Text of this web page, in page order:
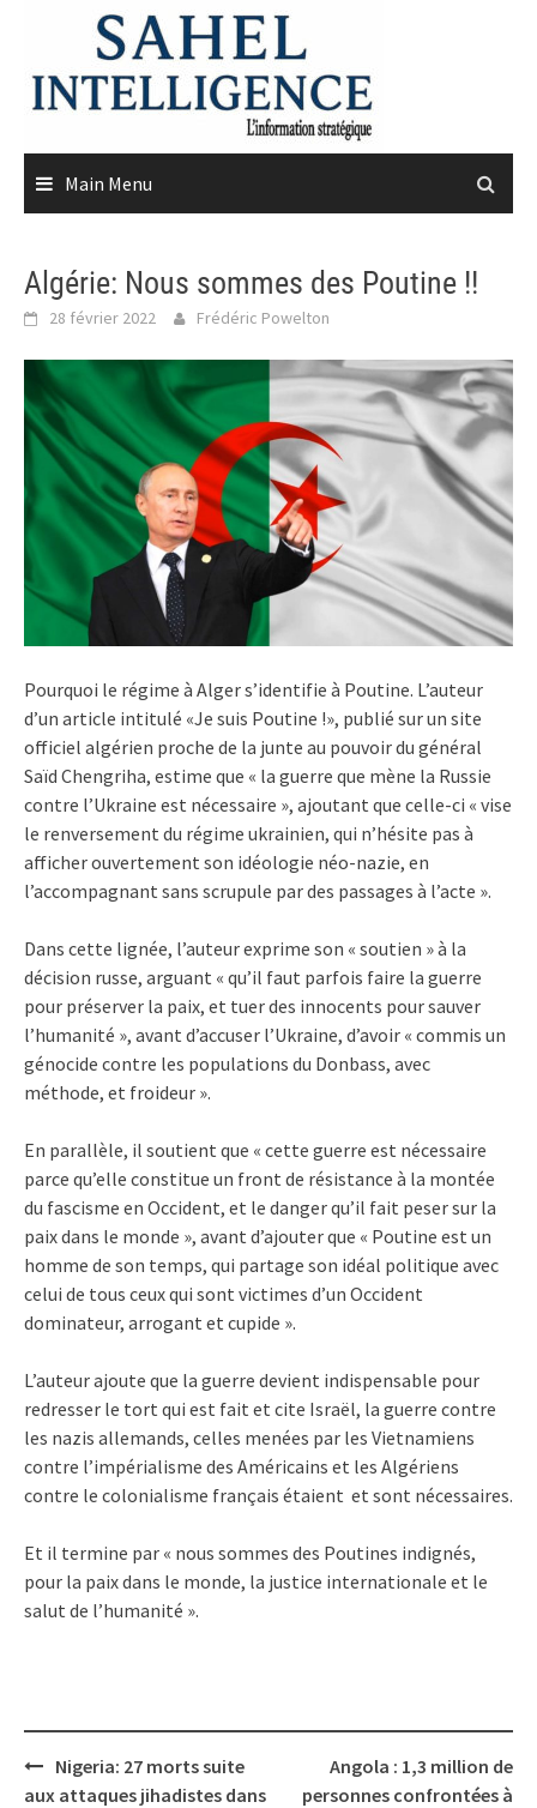
content
Main Menu
Algérie: Nous sommes des Poutine !!
28 février 2022 Frédéric Powelton
Pourquoi le régime à Alger s’identifie à Poutine. L’auteur
d’un article intitulé «Je suis Poutine !», publié sur un site
officiel algérien proche de la junte au pouvoir du général
Saïd Chengriha, estime que « la guerre que mène la Russie
contre l’Ukraine est nécessaire », ajoutant que celle-ci « vise
le renversement du régime ukrainien, qui n’hésite pas à
afficher ouvertement son idéologie néo-nazie, en
l’accompagnant sans scrupule par des passages à l’acte ».
Dans cette lignée, l’auteur exprime son « soutien » à la
décision russe, arguant « qu’il faut parfois faire la guerre
pour préserver la paix, et tuer des innocents pour sauver
l’humanité », avant d’accuser l’Ukraine, d’avoir « commis un
génocide contre les populations du Donbass, avec
méthode, et froideur ».
En parallèle, il soutient que « cette guerre est nécessaire
parce qu’elle constitue un front de résistance à la montée
du fascisme en Occident, et le danger qu’il fait peser sur la
paix dans le monde », avant d’ajouter que « Poutine est un
homme de son temps, qui partage son idéal politique avec
celui de tous ceux qui sont victimes d’un Occident
dominateur, arrogant et cupide ».
L’auteur ajoute que la guerre devient indispensable pour
redresser le tort qui est fait et cite Israël, la guerre contre
les nazis allemands, celles menées par les Vietnamiens
contre l’impérialisme des Américains et les Algériens
contre le colonialisme français étaient et sont nécessaires.
Et il termine par « nous sommes des Poutines indignés,
pour la paix dans le monde, la justice internationale et le
salut de l’humanité ».
Post
navigation
Nigeria: 27 morts suite
aux attaques jihadistes dans
Angola : 1,3 million de
personnes confrontées à